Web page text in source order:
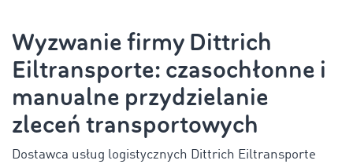
Wyzwanie firmy Dittrich
Eiltransporte: czasochłonne i
manualne przydzielanie
zleceń transportowych
Dostawca usług logistycznych Dittrich Eiltransporte